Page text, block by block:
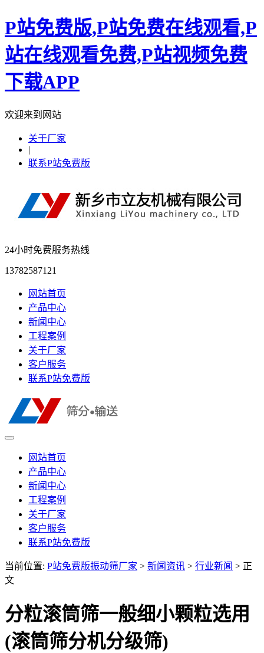
P站免费版,P站免费在线观看,P
站在线观看免费,P站视频免费
下载APP
欢迎来到网站
关于厂家
|
联系P站免费版
24小时免费服务热线
13782587121
网站首页
产品中心
新闻中心
工程案例
关于厂家
客户服务
联系P站免费版
网站首页
产品中心
新闻中心
工程案例
关于厂家
客户服务
联系P站免费版
当前位置: P站免费版振动筛厂家 > 新闻资讯 > 行业新闻 > 正
文
分粒滚筒筛一般细小颗粒选用
(滚筒筛分机分级筛)